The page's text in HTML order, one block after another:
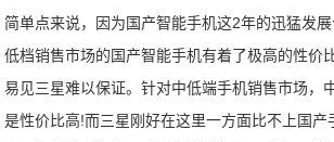
简单点来说，因为国产智能手机这2年的迅猛发
低档销售市场的国产智能手机有着了极高的性价
易见三星难以保证。针对中低端手机销售市场，
是性价比高!而三星刚好在这里一方面比不上国产